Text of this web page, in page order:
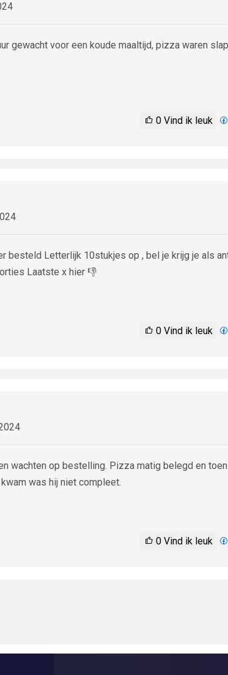
gewacht voor een koude maaltijd, pizza waren
0 Vind ik leuk
besteld Letterlijk 10stukjes op , bel je krijg je als
Laatste x hier 👎
0 Vind ik leuk
wachten op bestelling. Pizza matig belegd en
was hij niet compleet.
0 Vind ik leuk